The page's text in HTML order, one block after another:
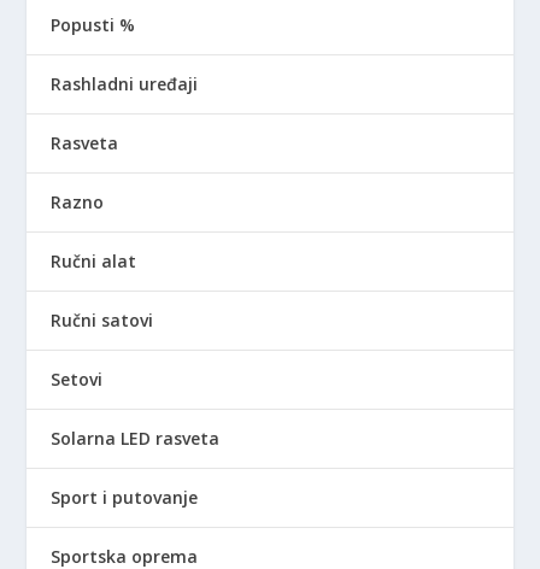
Popusti %
Rashladni uređaji
Rasveta
Razno
Ručni alat
Ručni satovi
Setovi
Solarna LED rasveta
Sport i putovanje
Sportska oprema